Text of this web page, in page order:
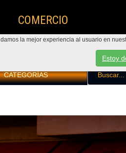
COMERCIO
CATEGORÍAS
la mejor experiencia al usuario en
Estoy